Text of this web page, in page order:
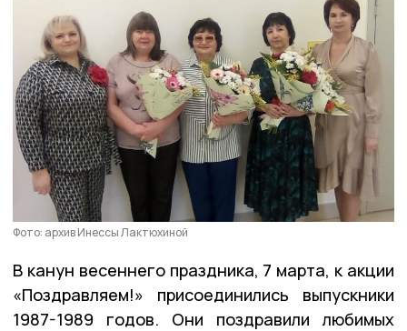
Фото: архив Инессы Лактюхиной
В канун весеннего праздника, 7 марта, к акции
«Поздравляем!» присоединились выпускники
1987-1989 годов. Они поздравили любимых